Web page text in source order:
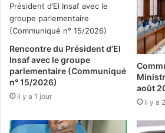
Rencontre du Président d’El
Insaf avec le groupe
parlementaire (Communiqué
n° 15/2026)
il y a 1 jour
août
il y a